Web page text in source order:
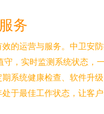
务
的运营与服务。中卫安
守，实时监测系统状态，
系统健康检查、软件升
于最佳工作状态，让客